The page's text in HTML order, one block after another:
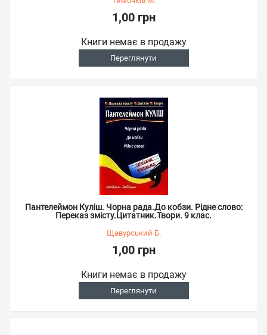
1,00 грн
Книги немає в продажу
Переглянути
Пантелеймон Куліш. Чорна рада.До кобзи. Рідне слово:
Переказ змісту.Цитатник.Твори. 9 клас.
Щавурський Б.
1,00 грн
Книги немає в продажу
Переглянути